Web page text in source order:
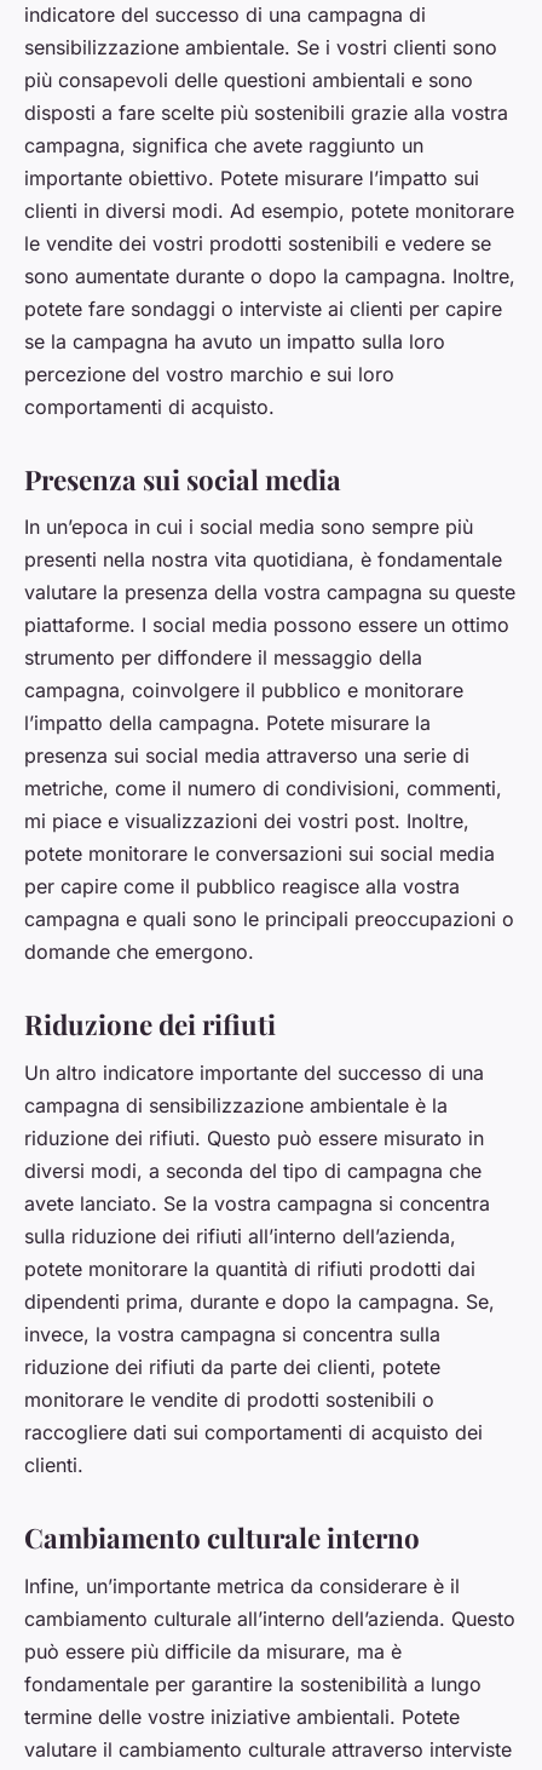
indicatore del successo di una campagna di
sensibilizzazione ambientale. Se i vostri clienti sono
più consapevoli delle questioni ambientali e sono
disposti a fare scelte più sostenibili grazie alla vostra
campagna, significa che avete raggiunto un
importante obiettivo. Potete misurare l’impatto sui
clienti in diversi modi. Ad esempio, potete monitorare
le vendite dei vostri prodotti sostenibili e vedere se
sono aumentate durante o dopo la campagna. Inoltre,
potete fare sondaggi o interviste ai clienti per capire
se la campagna ha avuto un impatto sulla loro
percezione del vostro marchio e sui loro
comportamenti di acquisto.
Presenza sui social media
In un’epoca in cui i social media sono sempre più
presenti nella nostra vita quotidiana, è fondamentale
valutare la presenza della vostra campagna su queste
piattaforme. I social media possono essere un ottimo
strumento per diffondere il messaggio della
campagna, coinvolgere il pubblico e monitorare
l’impatto della campagna. Potete misurare la
presenza sui social media attraverso una serie di
metriche, come il numero di condivisioni, commenti,
mi piace e visualizzazioni dei vostri post. Inoltre,
potete monitorare le conversazioni sui social media
per capire come il pubblico reagisce alla vostra
campagna e quali sono le principali preoccupazioni o
domande che emergono.
Riduzione dei rifiuti
Un altro indicatore importante del successo di una
campagna di sensibilizzazione ambientale è la
riduzione dei rifiuti. Questo può essere misurato in
diversi modi, a seconda del tipo di campagna che
avete lanciato. Se la vostra campagna si concentra
sulla riduzione dei rifiuti all’interno dell’azienda,
potete monitorare la quantità di rifiuti prodotti dai
dipendenti prima, durante e dopo la campagna. Se,
invece, la vostra campagna si concentra sulla
riduzione dei rifiuti da parte dei clienti, potete
monitorare le vendite di prodotti sostenibili o
raccogliere dati sui comportamenti di acquisto dei
clienti.
Cambiamento culturale interno
Infine, un’importante metrica da considerare è il
cambiamento culturale all’interno dell’azienda. Questo
può essere più difficile da misurare, ma è
fondamentale per garantire la sostenibilità a lungo
termine delle vostre iniziative ambientali. Potete
valutare il cambiamento culturale attraverso interviste